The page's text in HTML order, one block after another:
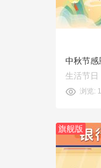
中秋节感
生活节日
浏览:
旗舰版